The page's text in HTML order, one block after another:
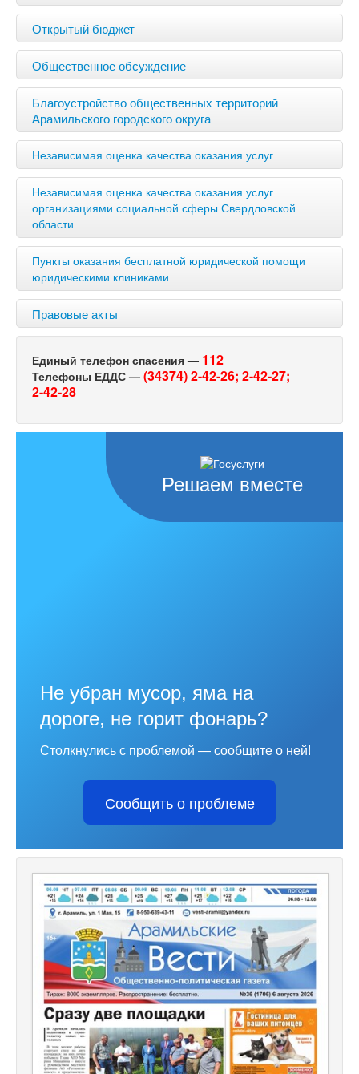
Открытый бюджет
Общественное обсуждение
Благоустройство общественных территорий
Арамильского городского округа
Независимая оценка качества оказания услуг
Независимая оценка качества оказания услуг
организациями социальной сферы Свердловской
области
Пункты оказания бесплатной юридической помощи
юридическими клиниками
Правовые акты
Единый телефон спасения — 112
Телефоны ЕДДС — (34374) 2-42-26; 2-42-27;
2-42-28
Решаем вместе
Не убран мусор, яма на
дороге, не горит фонарь?
Столкнулись с проблемой — сообщите о ней!
Сообщить о проблеме